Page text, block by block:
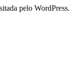
pelo WordPress.